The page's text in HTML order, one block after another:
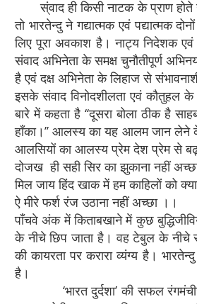
स्ंवाद ही किसी नाटक के प्राण होते
तो भारतेन्दु ने गद्यात्मक एवं पद्यात्मक
लिए पूरा अवकाश है। नाट्य निदेशक
संवाद अभिनेता के समक्ष चुनौतीपूर्ण
है एवं दक्ष अभिनेता के लिहाज से
इसके संवाद विनोदशीलता एवं
बारे में कहता है ‘‘दूसरा बोला ठीक है
हाँका।’’ आलस्य का यह आलम जान लेने
आलसियों का आलस्य प्रेम देश प्रेम से
दोजख ही सही सिर का झुकाना नहीं
मिल जाय हिंद खाक में हम काहिलों को
ऐ मीरे फर्श रंज उठाना नहीं अच्छा ।।
पाँचवे अंक में किताबखाने में कुछ
के नीचे छिप जाता है। वह टेबुल के नीचे से
की कायरता पर करारा व्यंग्य है।
है।
‘भारत दुर्दशा’ की सफल